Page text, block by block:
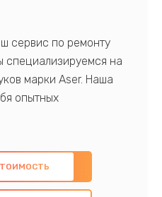
сервис по ремонту
специализируемся на
марки Aser. Наша
опытных
знаниями и
ремонт с
компонентов, а
всех